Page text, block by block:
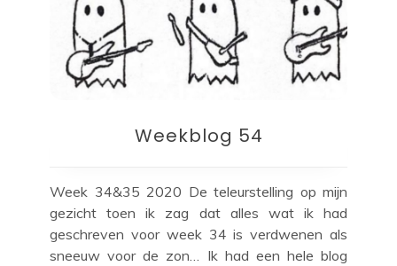
Weekblog 54
Week 34&35 2020 De teleurstelling op mijn
gezicht toen ik zag dat alles wat ik had
geschreven voor week 34 is verdwenen als
sneeuw voor de zon… Ik had een hele blog